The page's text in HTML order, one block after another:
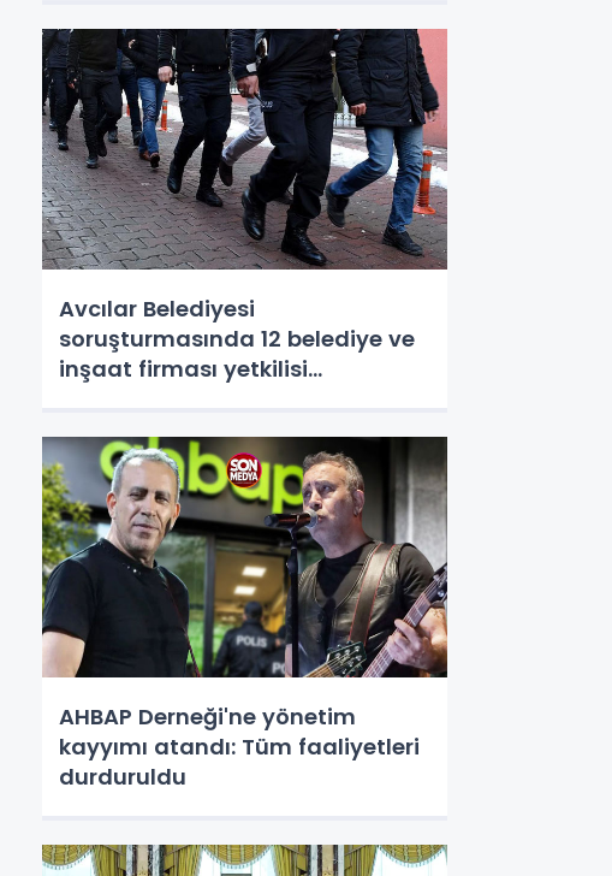
Avcılar Belediyesi
soruşturmasında 12 belediye ve
inşaat firması yetkilisi
AHBAP Derneği'ne yönetim
kayyımı atandı: Tüm faaliyetleri
durduruldu